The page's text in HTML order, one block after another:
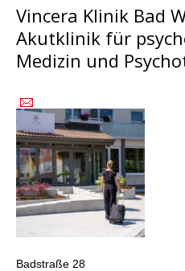
Vincera Klinik Bad
Akutklinik für
Medizin und
Badstraße 28